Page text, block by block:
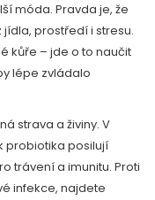
móda. Pravda je, že
prostředí i stresu.
kůře – jde o to naučit
lépe zvládalo
strava a živiny. V
probiotika posilují
trávení a imunitu. Proti
infekce, najdete